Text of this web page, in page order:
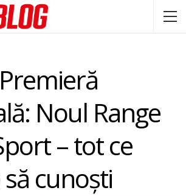
Noul Range
– tot ce
cunoşti